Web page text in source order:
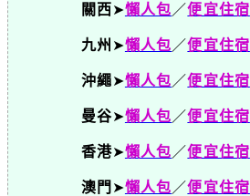
關西➤懶人包 ／便宜住宿
九州 ➤懶人包 ／便宜住宿
沖繩➤懶人包 ／便宜住宿
曼谷➤懶人包 ／便宜住宿
香港➤懶人包 ／便宜住宿
澳門 ➤懶人包 ／便宜住宿